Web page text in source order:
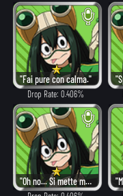
"Fai pure con calma."
Drop Rate: 0.406%
"Oh no... Si mette male..."